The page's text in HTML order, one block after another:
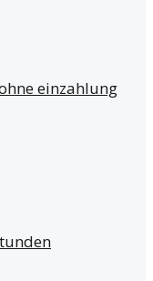
einzahlung